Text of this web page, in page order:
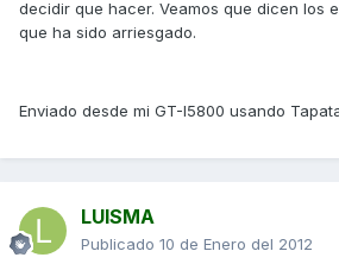
decidir que hacer. Veamos que dicen los
que ha sido arriesgado.
Enviado desde mi GT-I5800 usando
LUISMA
Publicado 10 de Enero del 2012